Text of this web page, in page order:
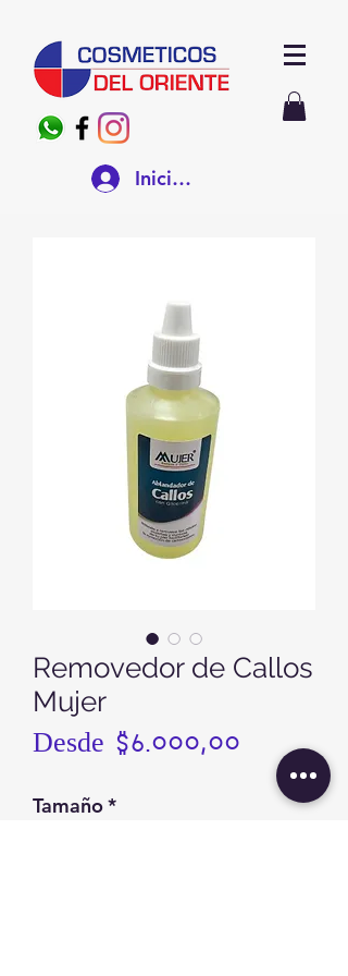
Iniciar sesión
Removedor de Callos
Mujer
Desde $6.000,00 Precio
oferta
Tamaño*